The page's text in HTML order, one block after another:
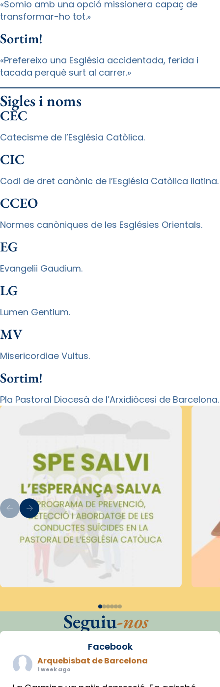
«Somio amb una opció missionera capaç de
transformar-ho tot.»
Sortim!
«Prefereixo una Església accidentada, ferida i
tacada perquè surt al carrer.»
Sigles i noms
CEC
Catecisme de l’Església Catòlica.
CIC
Codi de dret canònic de l’Església Catòlica llatina.
CCEO
Normes canòniques de les Esglésies Orientals.
EG
Evangelii Gaudium.
LG
Lumen Gentium.
MV
Misericordiae Vultus.
Sortim!
Pla Pastoral Diocesà de l’Arxidiòcesi de Barcelona.
Seguiu-nos
Facebook
Arquebisbat de Barcelona
1 week ago